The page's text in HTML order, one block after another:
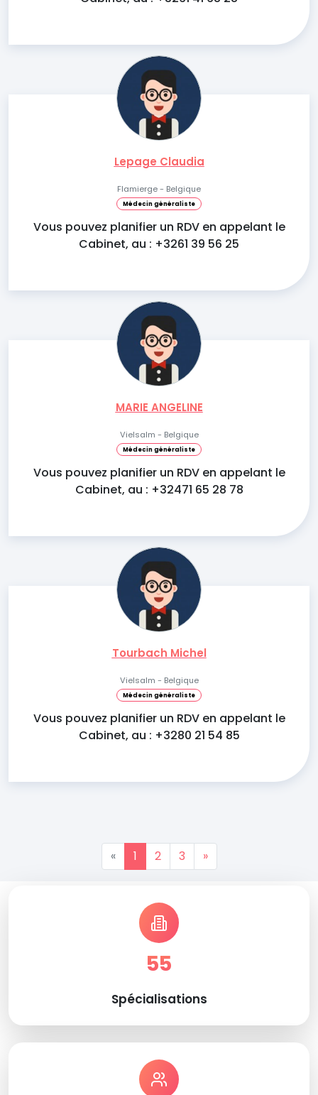
Lepage Claudia
Flamierge - Belgique
Médecin généraliste
Vous pouvez planifier un RDV en appelant le
Cabinet, au : +3261 39 56 25
MARIE ANGELINE
Vielsalm - Belgique
Médecin généraliste
Vous pouvez planifier un RDV en appelant le
Cabinet, au : +32471 65 28 78
Tourbach Michel
Vielsalm - Belgique
Médecin généraliste
Vous pouvez planifier un RDV en appelant le
Cabinet, au : +3280 21 54 85
« 1 2 3 »
55
Spécialisations